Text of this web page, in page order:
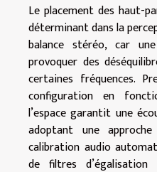
Le placement des haut-
déterminant dans la
balance stéréo, car
provoquer des
certaines fréquences.
configuration en
l’espace garantit une
adoptant une
calibration audio
de filtres